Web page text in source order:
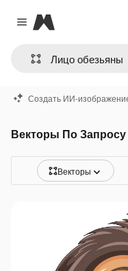
Close menu
Magnific
Создать ИИ-
Векторы По
Векторы